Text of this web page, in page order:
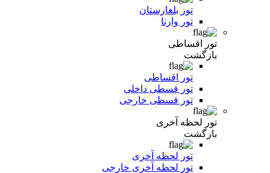
تور بلغارستان
تور وارنا
تور اقساطی
بازگشت
تور اقساطی
تور قسطی داخلی
تور قسطی خارجی
تور لحظه آخری
بازگشت
تور لحظه آخری
تور لحظه آخری خارجی